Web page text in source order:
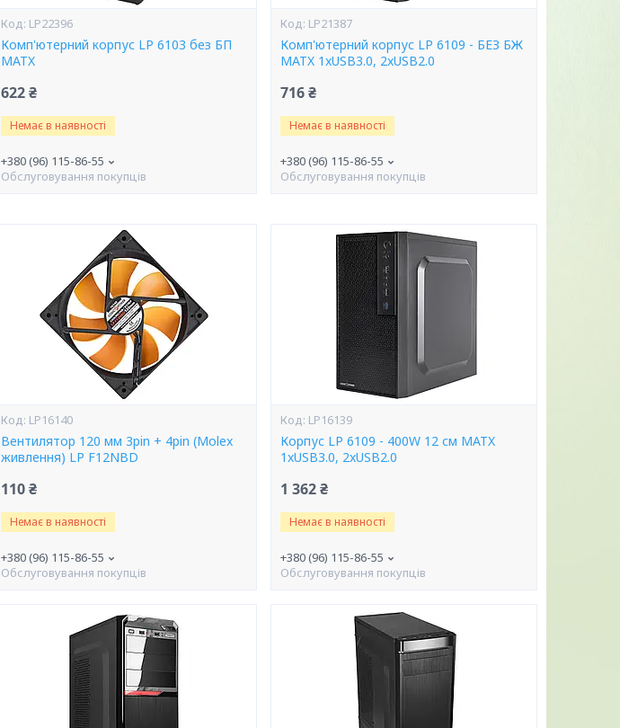
LP22396
Комп'ютерний корпус LP 6103 без БП
MATX
622 ₴
Немає в наявності
+380 (96) 115-86-55
Обслуговування покупців
LP21387
Комп'ютерний корпус LP 6109 - БЕЗ БЖ
MATX 1xUSB3.0, 2xUSB2.0
716 ₴
Немає в наявності
+380 (96) 115-86-55
Обслуговування покупців
LP16140
Вентилятор 120 мм 3pin + 4pin (Molex
живлення) LP F12NBD
110 ₴
Немає в наявності
+380 (96) 115-86-55
Обслуговування покупців
LP16139
Корпус LP 6109 - 400W 12 см MATX
1xUSB3.0, 2xUSB2.0
1 362 ₴
Немає в наявності
+380 (96) 115-86-55
Обслуговування покупців